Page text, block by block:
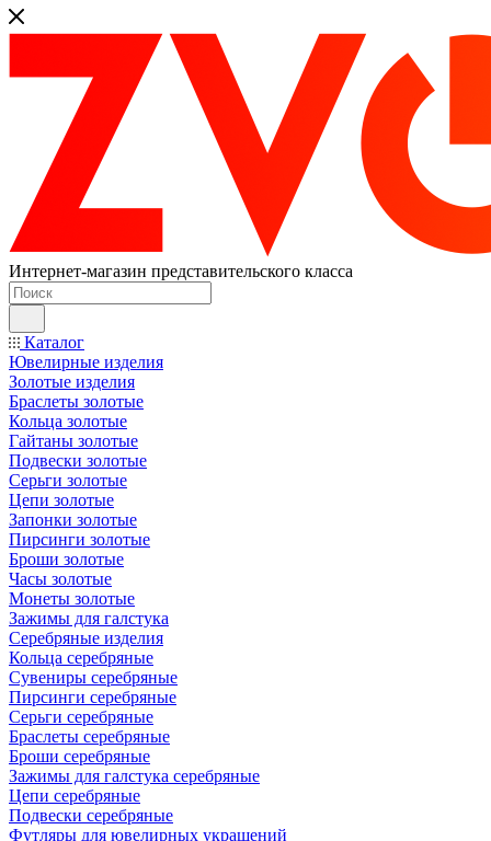
Интернет-магазин представительского класса
Каталог
Ювелирные изделия
Золотые изделия
Браслеты золотые
Кольца золотые
Гайтаны золотые
Подвески золотые
Серьги золотые
Цепи золотые
Запонки золотые
Пирсинги золотые
Броши золотые
Часы золотые
Монеты золотые
Зажимы для галстука
Серебряные изделия
Кольца серебряные
Сувениры серебряные
Пирсинги серебряные
Серьги серебряные
Браслеты серебряные
Броши серебряные
Зажимы для галстука серебряные
Цепи серебряные
Подвески серебряные
Футляры для ювелирных украшений